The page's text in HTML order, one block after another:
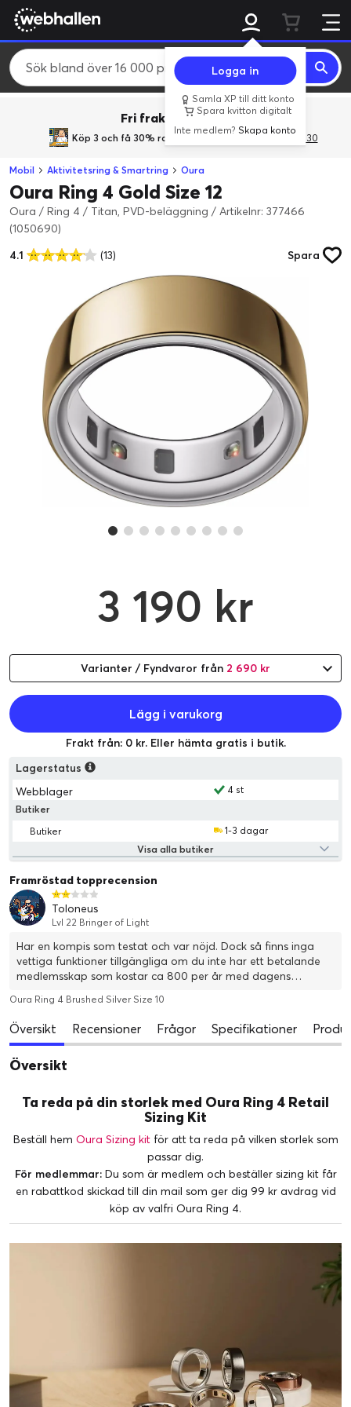
Logga in
Samla XP till ditt konto
Spara kvitton digitalt
Inte medlem?Skapa konto
Fri frakt över 800 kr.
Köp 3 och få 30% rabatt med rabattkoden 3Gives30
Mobil Aktivitetsring & Smartring Oura
Oura Ring 4 Gold Size 12
Oura / Ring 4 / Titan, PVD-beläggning / Artikelnr: 377466
(1050690)
4.1
(13) Spara
3 190 kr
Varianter / Fyndvaror från 2 690 kr
Lägg i varukorg
Frakt från: 0 kr. Eller hämta gratis i butik.
Lagerstatus
Webblager
4 st
Butiker
Butiker
1-3 dagar
Visa alla butiker
Framröstad topprecension
Toloneus
Lvl 22 Bringer of Light
Har en kompis som testat och var nöjd. Dock så finns inga
vettiga funktioner tillgängliga om du inte har ett betalande
medlemsskap som kostar ca 800 per år med dagens
rekommenderar jag er att köpa en träningsklocka där allt
ingår bara du köper klockan.
Oura Ring 4 Brushed Silver Size 10
Översikt Recensioner Frågor Specifikationer
Översikt
Ta reda på din storlek med Oura Ring 4 Retail
Sizing Kit
Beställ hem Oura Sizing kitför att ta reda på vilken storlek som
passar dig.
För medlemmar:Du som är medlem och beställer sizing kit får
en rabattkod skickad till din mail som ger dig 99 kr avdrag vid
köp av valfri Oura Ring 4.